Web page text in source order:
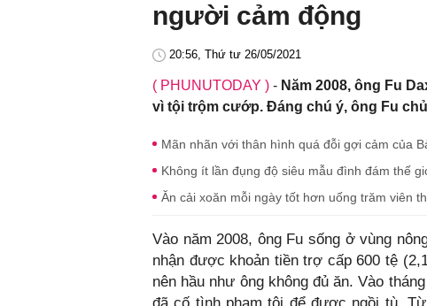
người cảm động
20:56, Thứ tư 26/05/2021
( PHUNUTODAY ) - Năm 2008, ông Fu
vì tội trộm cướp. Đáng chú ý, ông Fu
Mãn nhãn với thân hình quá đỗi gợi cảm của
Không ít lần đụng độ siêu mẫu đình đám thế
Ăn cải xoăn mỗi ngày tốt hơn uống trăm viên
Vào năm 2008, ông Fu sống ở vùng
nhận được khoản tiền trợ cấp 600 tệ
nên hầu như ông không đủ ăn. Vào